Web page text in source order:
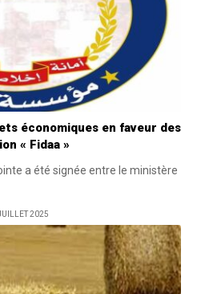
économiques en faveur des
« Fidaa »
a été signée entre le ministère
2025